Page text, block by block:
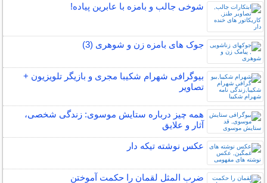
شوخی جالب و بامزه با عابرین پیاده!
جوک های بامزه زن و شوهری (3)
بیوگرافی شهرام شکیبا مجری و بازیگر تلویزیون +
تصاویر
همه چیز درباره ستایش موسوی: زندگی شخصی،
آثار و علایق
عکس نوشته تیکه دار
ضرب المثل لقمان را حکمت آموختن